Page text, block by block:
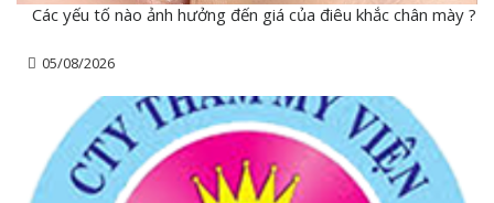
Các yếu tố nào ảnh hưởng đến giá của điêu khắc chân mày ?
05/08/2026